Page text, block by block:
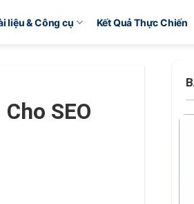
liệu & Công cụ Kết Quả Thực Chiến
SEO